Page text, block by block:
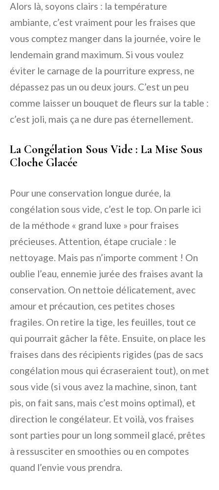
Alors là, soyons clairs : la température
ambiante, c’est vraiment pour les fraises que
vous comptez manger dans la journée, voire le
lendemain grand maximum. Si vous voulez
éviter le carnage de la pourriture express, ne
dépassez pas un ou deux jours. C’est un peu
comme laisser un bouquet de fleurs sur la table :
c’est joli, mais ça ne dure pas éternellement.
La Congélation Sous Vide : La Mise Sous
Cloche Glacée
Pour une conservation longue durée, la
congélation sous vide, c’est le top. On parle ici
de la méthode « grand luxe » pour fraises
précieuses. Attention, étape cruciale : le
nettoyage. Mais pas n’importe comment ! On
oublie l’eau, ennemie jurée des fraises avant la
conservation. On nettoie délicatement, avec
amour et précaution, ces petites choses
fragiles. On retire la tige, les feuilles, tout ce
qui pourrait gâcher la fête. Ensuite, on place les
fraises dans des récipients rigides (pas de sacs
congélation mous qui écraseraient tout), on met
sous vide (si vous avez la machine, sinon, tant
pis, on fait sans, mais c’est moins optimal), et
direction le congélateur. Et voilà, vos fraises
sont parties pour un long sommeil glacé, prêtes
à ressusciter en smoothies ou en compotes
quand l’envie vous prendra.